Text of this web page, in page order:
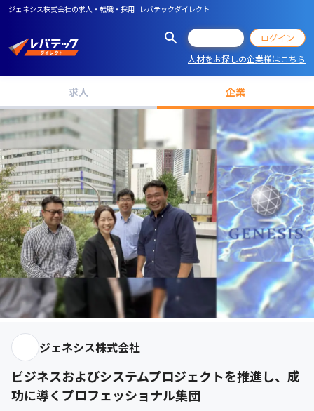
ジェネシス株式会社の求人・転職・採用 | レバテックダイレクト
ログイン
人材をお探しの企業様はこちら
求人 企業
ジェネシス株式会社
ビジネスおよびシステムプロジェクトを推進し、成
功に導くプロフェッショナル集団